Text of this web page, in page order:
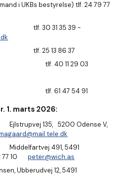
i UKBs bestyrelse) tlf. 24 79 77
tlf. 30 31 35 39 -
tlf. 25 13 86 37
tlf. 40 11 29 03
tlf. 61 47 54 91
1. marts 2026:
Ejlstrupvej 135, 5200 Odense V,
Middelfartvej 491, 5491
77 10peter@wich.as
Ubberudvej 12, 5491